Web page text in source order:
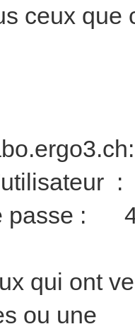
ceux que
:
passe :
qui ont
ou une